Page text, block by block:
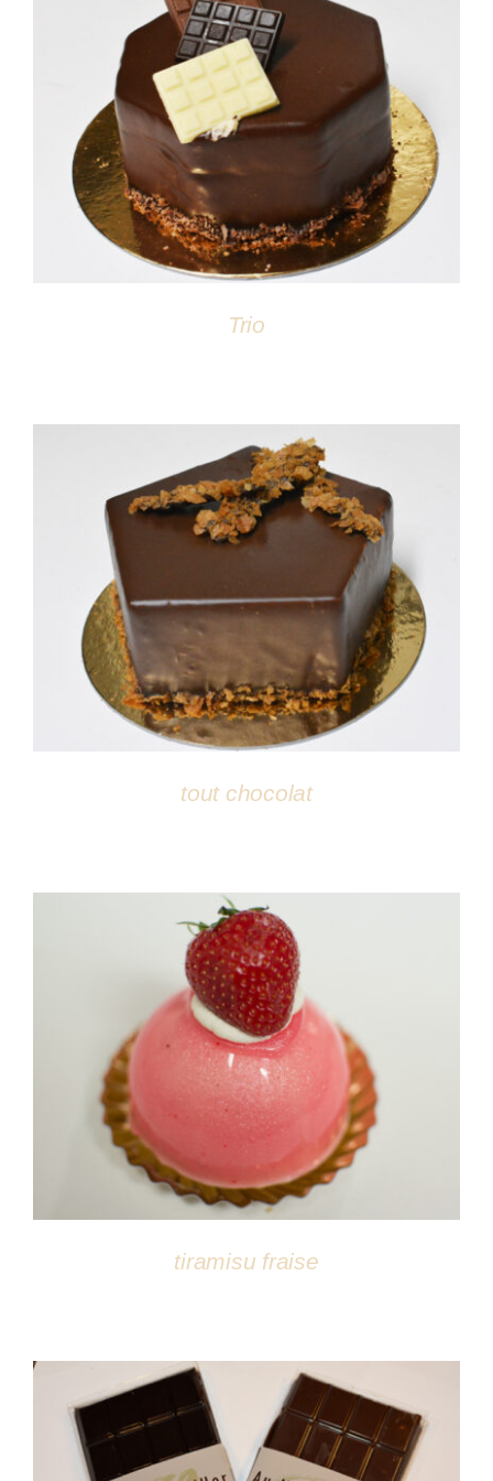
DÉTAILS
Trio
tout chocolat
DÉTAILS
tiramisu fraise